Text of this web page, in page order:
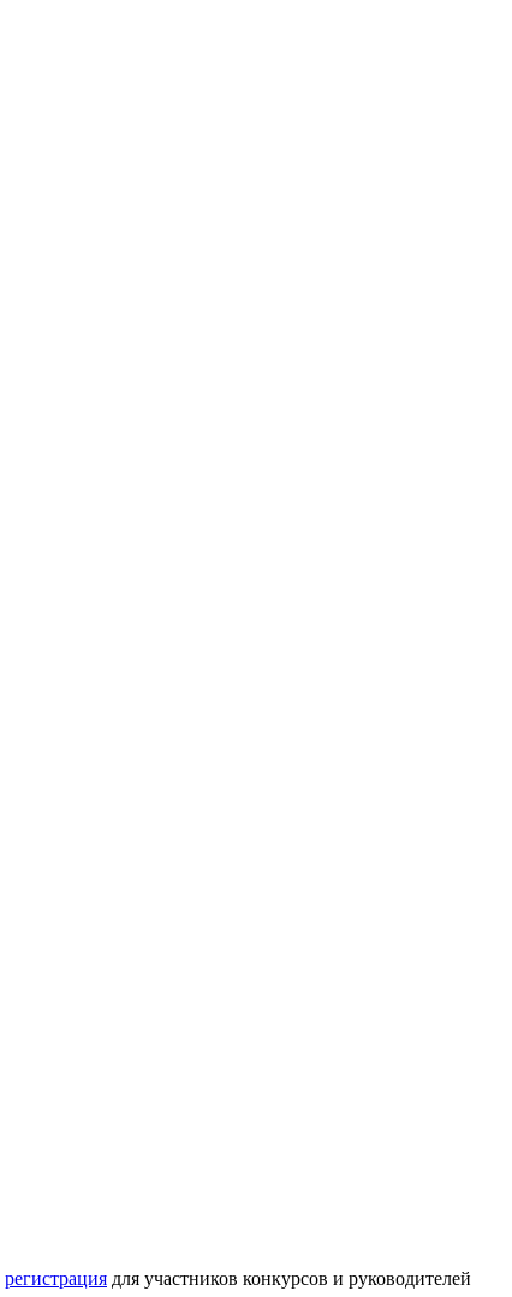
регистрация для участников конкурсов и руководителей